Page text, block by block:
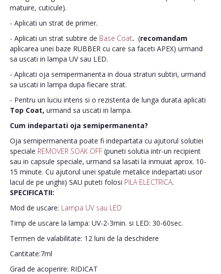
matuire, cuticule).
- Aplicati un strat de primer.
- Aplicati un strat subtire de Base Coat. (recomandam
aplicarea unei baze RUBBER cu care sa faceti APEX) urmand
sa uscati in lampa UV sau LED.
- Aplicati oja semipermanenta in doua straturi subtiri, urmand
sa uscati in lampa dupa fiecare strat.
- Pentru un luciu intens si o rezistenta de lunga durata aplicati
Top Coat, urmand sa uscati in lampa.
Cum indepartati oja semipermanenta?
Oja semipermanenta poate fi indepartata cu ajutorul solutiei
speciale REMOVER SOAK OFF (puneti solutia intr-un recipient
sau in capsule speciale, urmand sa lasati la inmuiat aprox. 10-
15 minute. Cu ajutorul unei spatule metalice indepartati usor
lacul de pe unghii) SAU puteti folosi PILA ELECTRICA.
SPECIFICATII:
Mod de uscare: Lampa UV sau LED
Timp de uscare la lampa: UV-2-3min. si LED: 30-60sec.
Termen de valabilitate: 12 luni de la deschidere
Cantitate:7ml
Grad de acoperire: RIDICAT